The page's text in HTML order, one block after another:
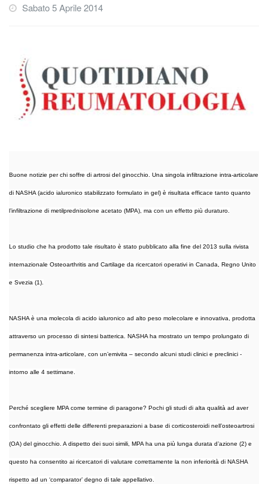
Sabato 5 Aprile 2014
Buone notizie per chi soffre di artrosi del ginocchio. Una singola infiltrazione intra-articolare
di NASHA (acido ialuronico stabilizzato formulato in gel) è risultata efficace tanto quanto
l’infiltrazione di metilprednisolone acetato (MPA), ma con un effetto più duraturo.
Lo studio che ha prodotto tale risultato è stato pubblicato alla fine del 2013 sulla rivista
internazionale Osteoarthritis and Cartilage da ricercatori operativi in Canada, Regno Unito
e Svezia (1).
NASHA è una molecola di acido ialuronico ad alto peso molecolare e innovativa, prodotta
attraverso un processo di sintesi batterica. NASHA ha mostrato un tempo prolungato di
permanenza intra-articolare, con un’emivita – secondo alcuni studi clinici e preclinici -
intorno alle 4 settimane.
Perché scegliere MPA come termine di paragone? Pochi gli studi di alta qualità ad aver
confrontato gli effetti delle differenti preparazioni a base di corticosteroidi nell’osteoartrosi
(OA) del ginocchio. A dispetto dei suoi simili, MPA ha una più lunga durata d’azione (2) e
questo ha consentito ai ricercatori di valutare correttamente la non inferiorità di NASHA
rispetto ad un ‘comparator’ degno di tale appellativo.